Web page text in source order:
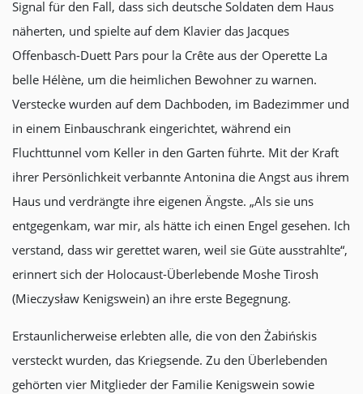
Signal für den Fall, dass sich deutsche Soldaten dem Haus
näherten, und spielte auf dem Klavier das Jacques
Offenbasch-Duett Pars pour la Crête aus der Operette La
belle Hélène, um die heimlichen Bewohner zu warnen.
Verstecke wurden auf dem Dachboden, im Badezimmer und
in einem Einbauschrank eingerichtet, während ein
Fluchttunnel vom Keller in den Garten führte. Mit der Kraft
ihrer Persönlichkeit verbannte Antonina die Angst aus ihrem
Haus und verdrängte ihre eigenen Ängste. „Als sie uns
entgegenkam, war mir, als hätte ich einen Engel gesehen. Ich
verstand, dass wir gerettet waren, weil sie Güte ausstrahlte“,
erinnert sich der Holocaust-Überlebende Moshe Tirosh
(Mieczysław Kenigswein) an ihre erste Begegnung.
Erstaunlicherweise erlebten alle, die von den Żabińskis
versteckt wurden, das Kriegsende. Zu den Überlebenden
gehörten vier Mitglieder der Familie Kenigswein sowie